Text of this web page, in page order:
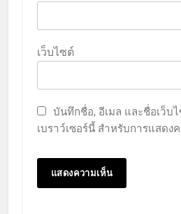
เว็บไซต์
บันทึกชื่อ, อีเมล และชื่อเว็บ
เบราว์เซอร์นี้ สำหรับการแสดง